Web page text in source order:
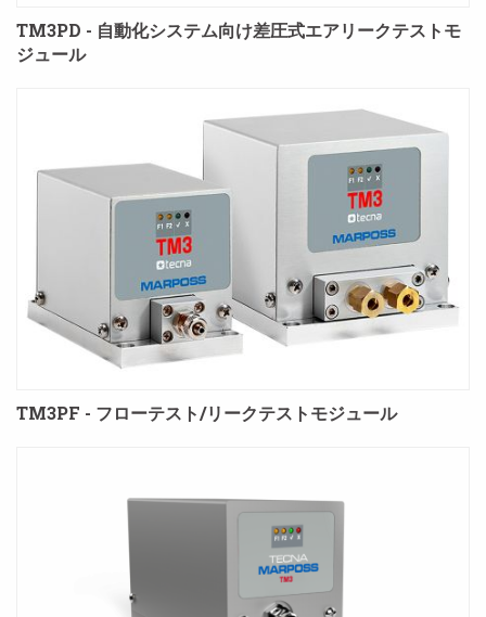
TM3PD - 自動化システム向け差圧式エアリークテストモ
ジュール
TM3PF - フローテスト/リークテストモジュール